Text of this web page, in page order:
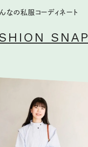
なの私服コーディネート
SNAP